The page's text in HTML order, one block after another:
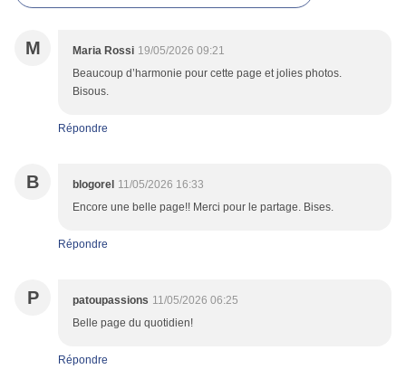
M Maria Rossi 19/05/2026 09:21
Beaucoup d’harmonie pour cette page et jolies photos.
Bisous.
Répondre
B blogorel 11/05/2026 16:33
Encore une belle page!! Merci pour le partage. Bises.
Répondre
P patoupassions 11/05/2026 06:25
Belle page du quotidien!
Répondre